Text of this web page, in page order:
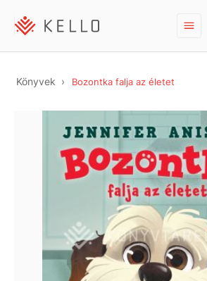
Könyvek Bozontka falja az életet